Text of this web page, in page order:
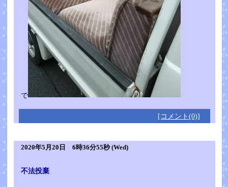
で
[コメント(0)]
2020年5月20日 6時36分55秒 (Wed)
不法投棄